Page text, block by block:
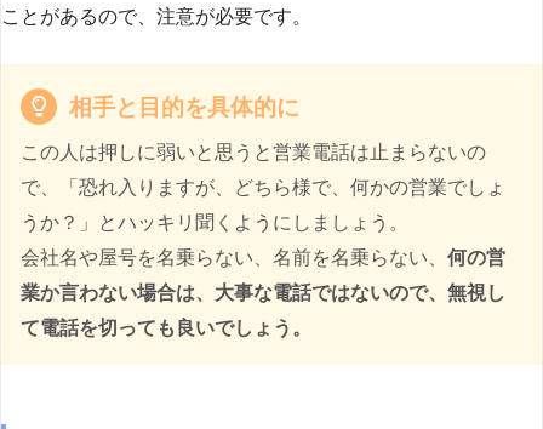
ことがあるので、注意が必要です。
相手と目的を具体的に
この人は押しに弱いと思うと営業電話は止まらないの
で、「恐れ入りますが、どちら様で、何かの営業でしょ
うか？」とハッキリ聞くようにしましょう。
会社名や屋号を名乗らない、名前を名乗らない、 何の営
業か言わない場合は、大事な電話ではないので、無視し
て電話を切っても良いでしょう。